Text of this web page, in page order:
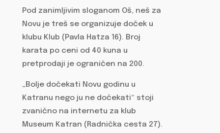
Pod zanimljivim sloganom Oš, neš za
Novu je treš se organizuje doček u
klubu Klub (Pavla Hatza 16). Broj
karata po ceni od 40 kuna u
pretprodaji je ograničen na 200.
„Bolje dočekati Novu godinu u
Katranu nego ju ne dočekati“ stoji
zvanično na internetu za klub
Museum Katran (Radnička cesta 27).